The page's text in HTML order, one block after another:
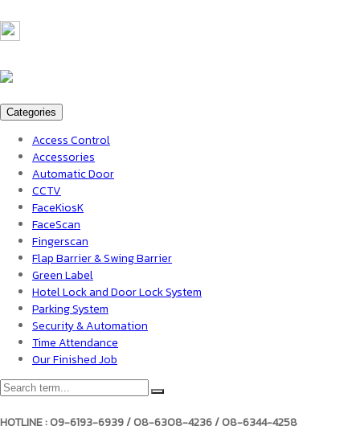
Categories
Access Control
Accessories
Automatic Door
CCTV
FaceKiosK
FaceScan
Fingerscan
Flap Barrier & Swing Barrier
Green Label
Hotel Lock and Door Lock System
Parking System
Security & Automation
Time Attendance
Our Finished Job
HOTLINE : 09-6193-6939 / 08-6308-4236 / 08-6344-4258